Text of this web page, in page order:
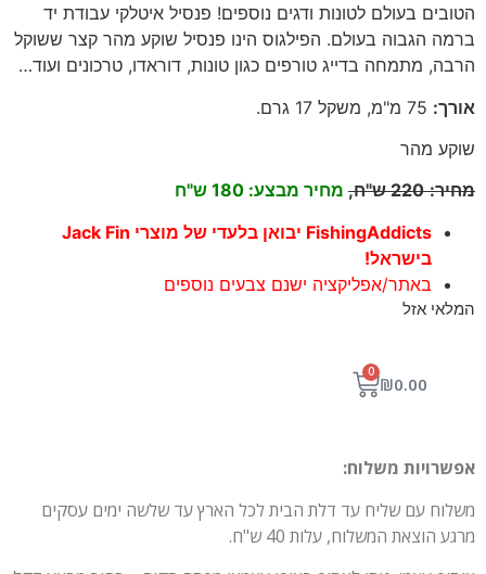
הטובים בעולם לטונות ודגים נוספים! פנסיל איטלקי עבודת יד
ברמה הגבוה בעולם. הפילגוס הינו פנסיל שוקע מהר קצר ששוקל
הרבה, מתמחה בדייג טורפים כגון טונות, דוראדו, טרכונים ועוד…
אורך: מ"מ, משקל 17 גרם
.
שוקע מהר
מחיר:
220 ש"ח, מחיר מבצע: 180 ש"ח
FishingAddicts יבואן בלעדי של מוצרי Jack Fin
בישראל!
באתר/אפליקציה ישנם צבעים נוספים
המלאי אזל
₪0.00
0
אפשרויות משלוח:
משלוח עם שליח עד דלת הבית לכל הארץ עד שלשה ימים עסקים
מרגע הוצאת המשלוח, עלות 40 ש"ח.